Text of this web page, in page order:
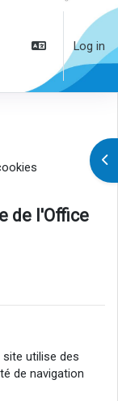
Log in
de l'Office
utilise des
de navigation